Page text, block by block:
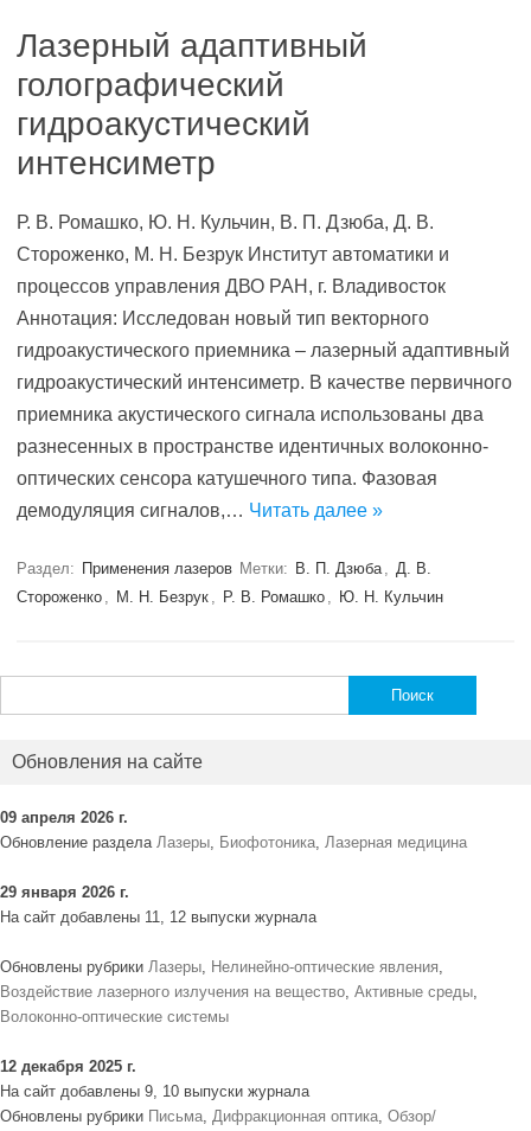
Лазерный адаптивный
голографический
гидроакустический
интенсиметр
Р. В. Ромашко, Ю. Н. Кульчин, В. П. Дзюба, Д. В.
Стороженко, М. Н. Безрук Институт автоматики и
процессов управления ДВО РАН, г. Владивосток
Аннотация: Исследован новый тип векторного
гидроакустического приемника – лазерный адаптивный
гидроакустический интенсиметр. В качестве первичного
приемника акустического сигнала использованы два
разнесенных в пространстве идентичных волоконно-
оптических сенсора катушечного типа. Фазовая
демодуляция сигналов,… Читать далее »
Раздел: Применения лазеров Метки: В. П. Дзюба , Д. В.
Стороженко , М. Н. Безрук , Р. В. Ромашко , Ю. Н. Кульчин
Обновления на сайте
09 апреля 2026 г.
Обновление раздела Лазеры, Биофотоника, Лазерная медицина
29 января 2026 г.
На сайт добавлены 11, 12 выпуски журнала
Обновлены рубрики Лазеры, Нелинейно-оптические явления,
Воздействие лазерного излучения на вещество, Активные среды,
Волоконно-оптические системы
12 декабря 2025 г.
На сайт добавлены 9, 10 выпуски журнала
Обновлены рубрики Письма, Дифракционная оптика, Обзор/